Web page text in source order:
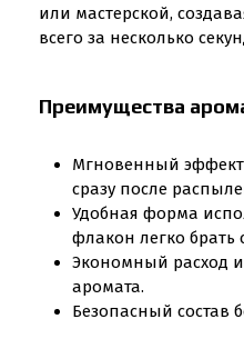
или мастерской,
всего за несколько
Преимущества
Мгновенный
сразу после
Удобная форма
флакон легко брать
Экономный расход
аромата.
Безопасный состав